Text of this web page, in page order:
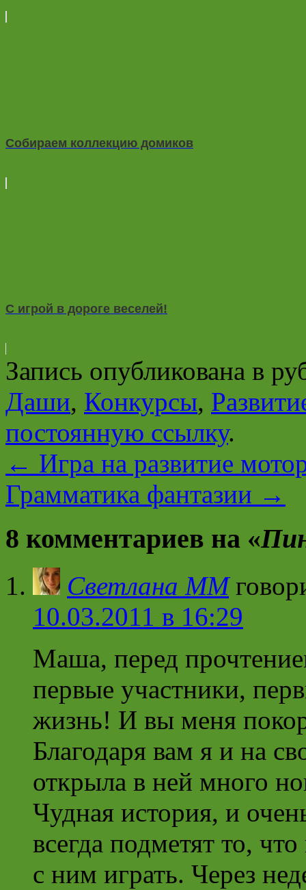
Собираем коллекцию домиков
С игрой в дороге веселей!
Запись опубликована в
Даши, Конкурсы,
постоянную ссылку.
← Игра на развитие
Грамматика фантазии →
8 комментариев на «
Светлана ММ
10.03.2011 в 16:29
Маша, перед
первые участники,
жизнь! И вы меня
Благодаря вам я и на
открыла в ней много
Чудная история, и
всегда подметят то,
с ним играть. Через